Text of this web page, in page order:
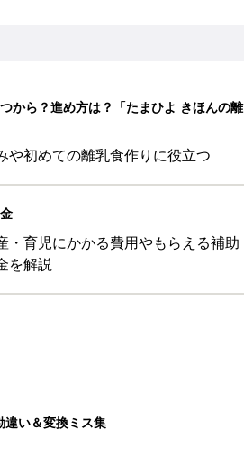
から？進め方は？「たまひよ きほんの離
や初めての離乳食作りに役立つ
・育児にかかる費用やもらえる補助
を解説
違い＆変換ミス集